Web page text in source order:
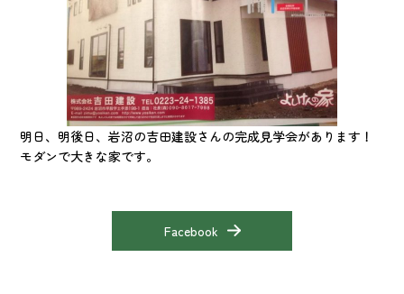
明日、明後日、岩沼の吉田建設さんの完成見学会があります！
モダンで大きな家です。
Facebook